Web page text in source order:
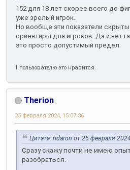
152 для 18 лет скорее всего до
уже зрелый игрок.
Но вообще эти показатели
ориентиры для игроков. Да и нет
это просто допустимый предел.
1 пользователю это нравится.
Therion
25 февраля 2024, 15:07:36
Цитата: ridaron от 25 февраля
Сразу скажу почти не имею
разобраться.